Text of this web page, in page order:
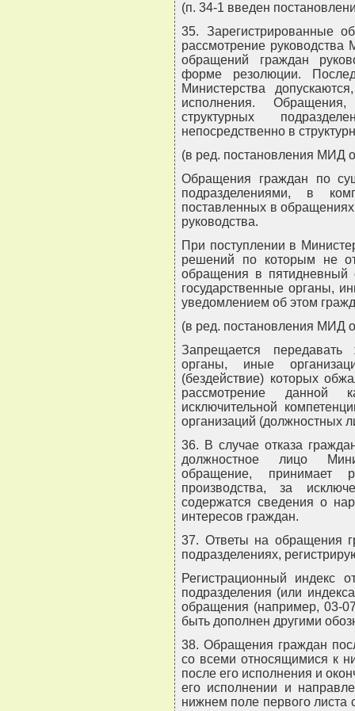
(п. 34-1 введен
35. Зарегистрированные
рассмотрение руководства
обращений граждан
форме резолюции.
Министерства
исполнения.
структурных
непосредственно в
(в ред. постановления МИД
Обращения граждан по
подразделениями, в
поставленных в
руководства.
При поступлении в
решений по которым не
обращения в пятидневный
государственные органы,
уведомлением об этом
(в ред. постановления МИД
Запрещается
органы, иные
(бездействие) которых
рассмотрение данной
исключительной
организаций (должностных
36. В случае отказа
должностное лицо
обращение,
производства, за
содержатся сведения о
интересов граждан.
37. Ответы на обращения
подразделениях,
Регистрационный индекс
подразделения (или
обращения (например, 03-
быть дополнен другими
38. Обращения граждан
со всеми относящимися к
после его исполнения и
его исполнении и
нижнем поле первого листа